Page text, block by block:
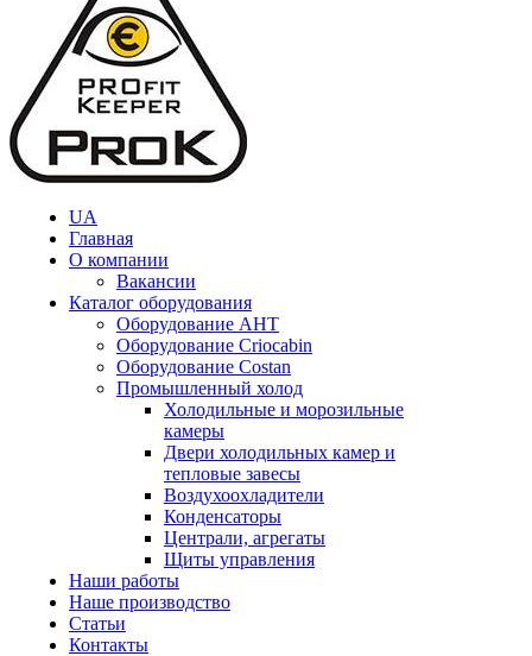
UA
Главная
О компании
Вакансии
Каталог оборудования
Оборудование AHT
Оборудование Criocabin
Оборудование Costan
Промышленный холод
Холодильные и морозильные
камеры
Двери холодильных камер и
тепловые завесы
Воздухоохладители
Конденсаторы
Централи, агрегаты
Щиты управления
Наши работы
Наше производство
Статьи
Контакты